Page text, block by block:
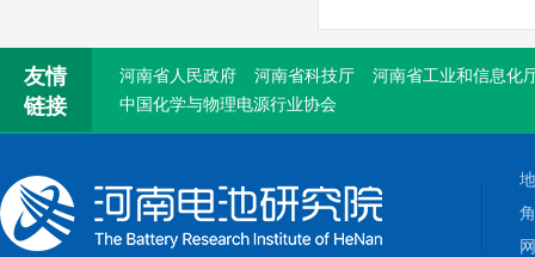
友情
链接
河南省人民政府 河南省科技厅
河南省工业和信息化
中国化学与物理电源行业协会
角